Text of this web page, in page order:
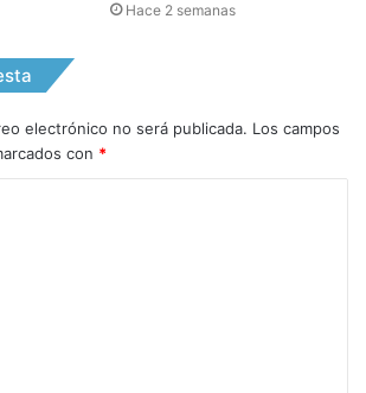
Hace 2 semanas
electrónico no será publicada. Los campos
con *